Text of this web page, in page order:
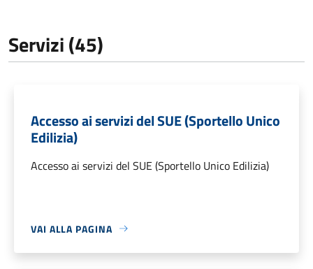
Servizi (45)
Accesso ai servizi del SUE (Sportello Unico
Edilizia)
Accesso ai servizi del SUE (Sportello Unico Edilizia)
VAI ALLA PAGINA